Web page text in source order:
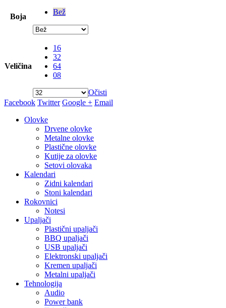
Boja
Bež
Veličina
16
32
64
08
Očisti
Facebook Twitter Google + Email
Olovke
Drvene olovke
Metalne olovke
Plastične olovke
Kutije za olovke
Setovi olovaka
Kalendari
Zidni kalendari
Stoni kalendari
Rokovnici
Notesi
Upaljači
Plastični upaljači
BBQ upaljači
USB upaljači
Elektronski upaljači
Kremen upaljači
Metalni upaljači
Tehnologija
Audio
Power bank